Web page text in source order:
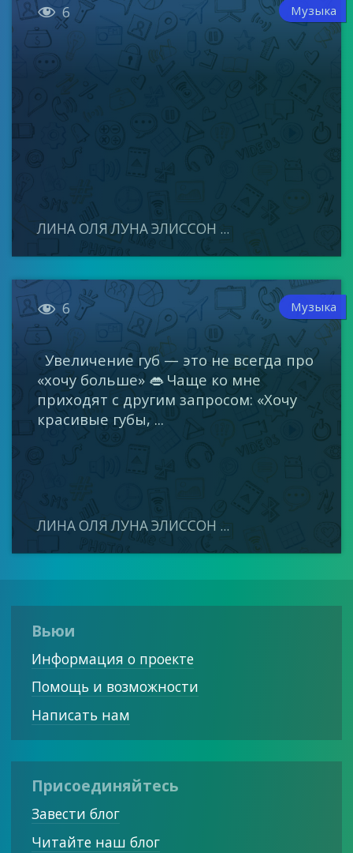
 6 Музыка
ЛИНА ОЛЯ ЛУНА ЭЛИССОН ...
 6 Музыка
Увеличение губ — это не всегда про
«хочу больше» 👄 Чаще ко мне
приходят с другим запросом: «Хочу
красивые губы, ...
ЛИНА ОЛЯ ЛУНА ЭЛИССОН ...
Вьюи
Информация о проекте
Помощь и возможности
Написать нам
Присоединяйтесь
Завести блог
Читайте наш блог